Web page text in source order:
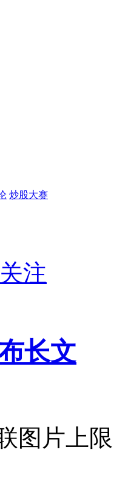
炒股大赛
注
长文
图片上限